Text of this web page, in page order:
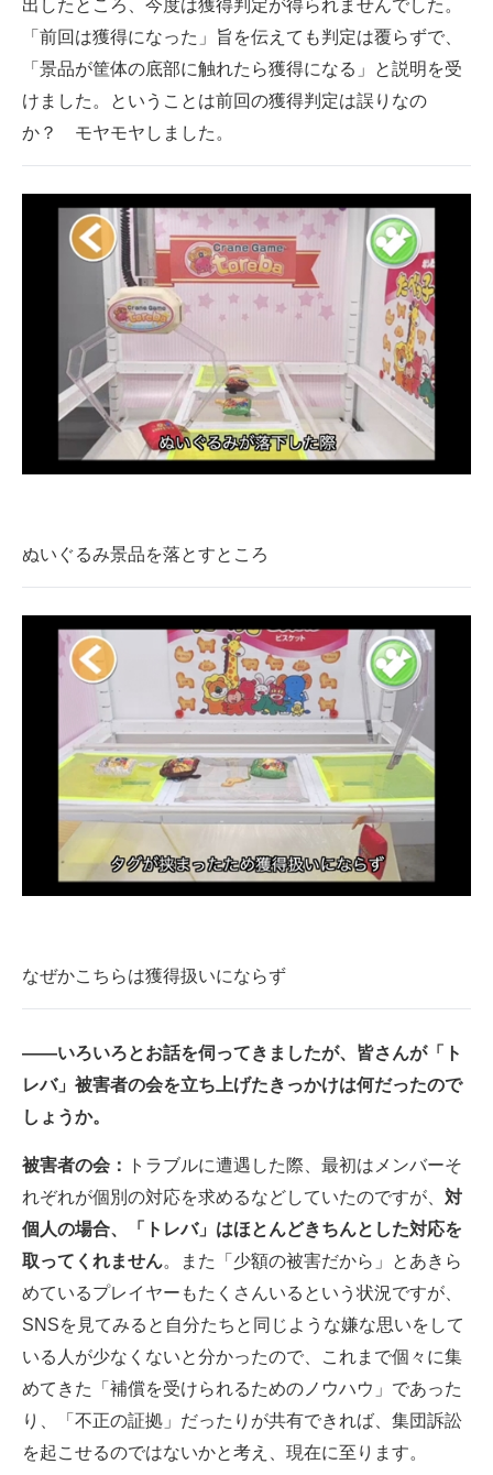
出したところ、今度は獲得判定が得られませんでした。
「前回は獲得になった」旨を伝えても判定は覆らずで、
「景品が筐体の底部に触れたら獲得になる」と説明を受
けました。ということは前回の獲得判定は誤りなの
か？ モヤモヤしました。
ぬいぐるみ景品を落とすところ
なぜかこちらは獲得扱いにならず
――いろいろとお話を伺ってきましたが、皆さんが「ト
レバ」被害者の会を立ち上げたきっかけは何だったので
しょうか。
被害者の会：
トラブルに遭遇した際、最初はメンバーそ
れぞれが個別の対応を求めるなどしていたのですが、 対
個人の場合、「トレバ」はほとんどきちんとした対応を
取ってくれません。また「少額の被害だから」とあきら
めているプレイヤーもたくさんいるという状況ですが、
SNSを見てみると自分たちと同じような嫌な思いをして
いる人が少なくないと分かったので、これまで個々に集
めてきた「補償を受けられるためのノウハウ」であった
り、「不正の証拠」だったりが共有できれば、集団訴訟
を起こせるのではないかと考え、現在に至ります。